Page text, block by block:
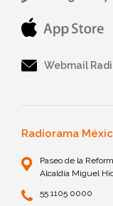
Webmail
Radiorama
Paseo de la
Alcaldía Miguel
55 1105 0000